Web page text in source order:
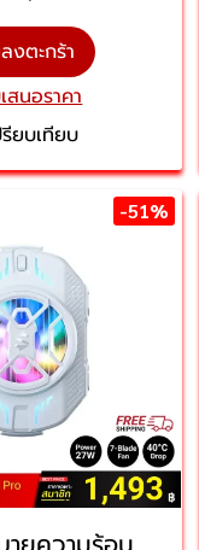
งตะกร้า
สนอราคา
ยบเทียบ
-51%